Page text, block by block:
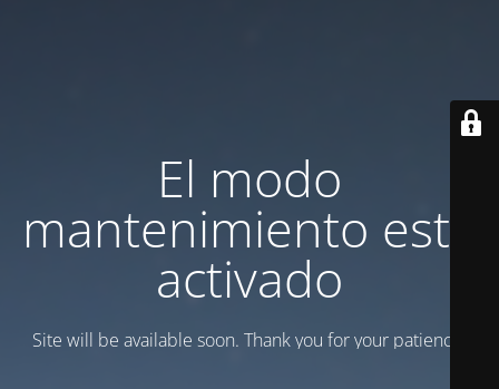
El modo
mantenimiento está
activado
Site will be available soon. Thank you for your patience!